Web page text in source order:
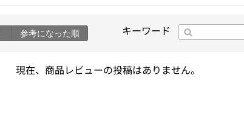
参考になった順 キーワード
現在、商品レビューの投稿はありません。